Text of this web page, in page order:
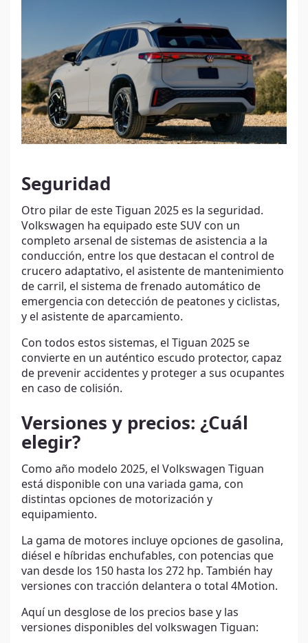
Seguridad
Otro pilar de este Tiguan 2025 es la seguridad.
Volkswagen ha equipado este SUV con un
completo arsenal de sistemas de asistencia a la
conducción, entre los que destacan el control de
crucero adaptativo, el asistente de mantenimiento
de carril, el sistema de frenado automático de
emergencia con detección de peatones y ciclistas,
y el asistente de aparcamiento.
Con todos estos sistemas, el Tiguan 2025 se
convierte en un auténtico escudo protector, capaz
de prevenir accidentes y proteger a sus ocupantes
en caso de colisión.
Versiones y precios: ¿Cuál
elegir?
Como año modelo 2025, el Volkswagen Tiguan
está disponible con una variada gama, con
distintas opciones de motorización y
equipamiento.
La gama de motores incluye opciones de gasolina,
diésel e híbridas enchufables, con potencias que
van desde los 150 hasta los 272 hp. También hay
versiones con tracción delantera o total 4Motion.
Aquí un desglose de los precios base y las
versiones disponibles del volkswagen Tiguan: